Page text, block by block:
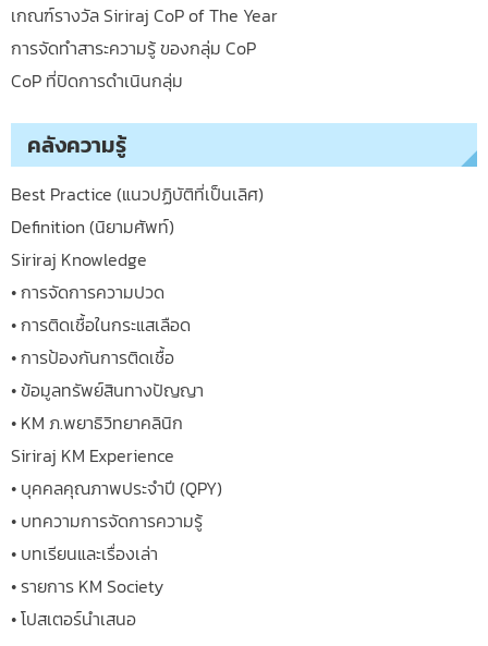
เกณฑ์รางวัล Siriraj CoP of The Year
การจัดทำสาระความรู้ ของกลุ่ม CoP
CoP ที่ปิดการดำเนินกลุ่ม
คลังความรู้
Best Practice (แนวปฏิบัติที่เป็นเลิศ)
Definition (นิยามศัพท์)
Siriraj Knowledge
• การจัดการความปวด
• การติดเชื้อในกระแสเลือด
• การป้องกันการติดเชื้อ
• ข้อมูลทรัพย์สินทางปัญญา
• KM ภ.พยาธิวิทยาคลินิก
Siriraj KM Experience
• บุคคลคุณภาพประจำปี (QPY)
• บทความการจัดการความรู้
• บทเรียนและเรื่องเล่า
• รายการ KM Society
• โปสเตอร์นำเสนอ